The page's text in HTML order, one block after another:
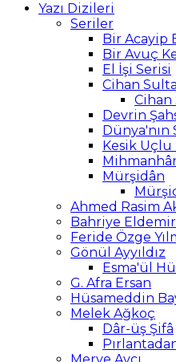
Yazı Dizileri
Seriler
Bir Acayip
Bir Avuç
El İşi Serisi
Cihan
Cihan
Devrin
Dünya'nın
Kesik Uçlu
Mürşidân
Ahmed Rasim
Bahriye Eldemir
Feride Özge
Gönül Ayyıldız
Esma'ül
G. Afra Ersan
Hüsameddin
Melek Ağkoç
Dâr-üş Şifâ